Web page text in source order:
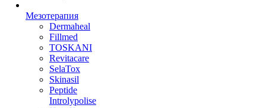
Мезотерапия
Dermaheal
Fillmed
TOSKANI
Revitacare
SelaTox
Skinasil
Peptide
Introlypolise